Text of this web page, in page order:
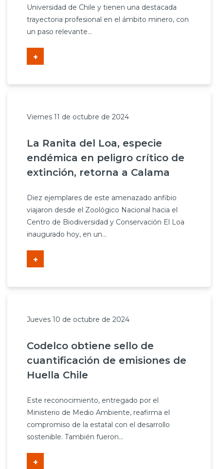
Universidad de Chile y tienen una destacada
trayectoria profesional en el ámbito minero, con
un paso relevante...
+
Viernes 11 de octubre de 2024
La Ranita del Loa, especie
endémica en peligro crítico de
extinción, retorna a Calama
Diez ejemplares de este amenazado anfibio
viajaron desde el Zoológico Nacional hacia el
Centro de Biodiversidad y Conservación El Loa
inaugurado hoy, en un...
+
Jueves 10 de octubre de 2024
Codelco obtiene sello de
cuantificación de emisiones de
Huella Chile
Este reconocimiento, entregado por el
Ministerio de Medio Ambiente, reafirma el
compromiso de la estatal con el desarrollo
sostenible. También fueron...
+